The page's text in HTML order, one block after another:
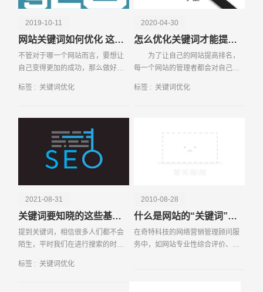
2019-10-11
网站关键词如何优化 这些事项不容忽视
不管对于哪一个网站而言，要想让
自己变得更加的成功，那么做好网
重要的，只有做好这样多意想工
利的完成。那么，在实践
标签 : 关键词优化
2020-04-30
怎么优化关键词才能提高网站排名
为了让自己的网站提高排名，
每一个网站的管理者都会对自己的
优化关键词才最合适呢？最能提高
标签 : 关键词优化
2021-08-31
关键词要知晓的这些基本常识
提到关键词，相信很多人们都不会
陌生，平时我们在进行搜索的时
词的方式来进行搜索。但是对于没
标签 : 关键词优化
2010-08-28
什么是网站的“关键词”（核心关键词）？
在奇特科技的网络营销管理顾问服
务中，如网站专业性综合评价、网
电话 微信号